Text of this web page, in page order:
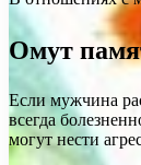
Омут
Если мужчина
всегда
могут нести